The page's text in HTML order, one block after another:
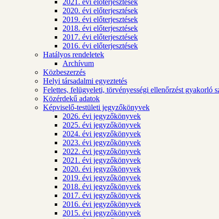
2021. évi előterjesztések
2020. évi előterjesztések
2019. évi előterjesztések
2018. évi előterjesztések
2017. évi előterjesztések
2016. évi előterjesztések
Hatályos rendeletek
Archívum
Közbeszerzés
Helyi társadalmi egyeztetés
Felettes, felügyeleti, törvényességi ellenőrzést gyakorló
Közérdekű adatok
Képviselő-testületi jegyzőkönyvek
2026. évi jegyzőkönyvek
2025. évi jegyzőkönyvek
2024. évi jegyzőkönyvek
2023. évi jegyzőkönyvek
2022. évi jegyzőkönyvek
2021. évi jegyzőkönyvek
2020. évi jegyzőkönyvek
2019. évi jegyzőkönyvek
2018. évi jegyzőkönyvek
2017. évi jegyzőkönyvek
2016. évi jegyzőkönyvek
2015. évi jegyzőkönyvek